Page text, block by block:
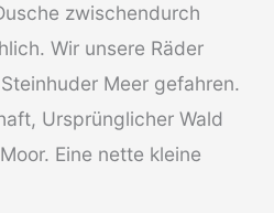
zwischendurch
Wir unsere Räder
Meer gefahren.
Ursprünglicher Wald
Eine nette kleine